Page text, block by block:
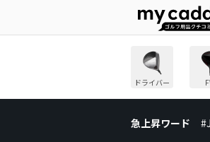
ドライバー
急上昇ワード